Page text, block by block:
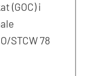
(GOC) i
STCW 78